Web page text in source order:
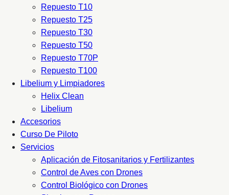
Repuesto T10
Repuesto T25
Repuesto T30
Repuesto T50
Repuesto T70P
Repuesto T100
Libelium y Limpiadores
Helix Clean
Libelium
Accesorios
Curso De Piloto
Servicios
Aplicación de Fitosanitarios y Fertilizantes
Control de Aves con Drones
Control Biológico con Drones